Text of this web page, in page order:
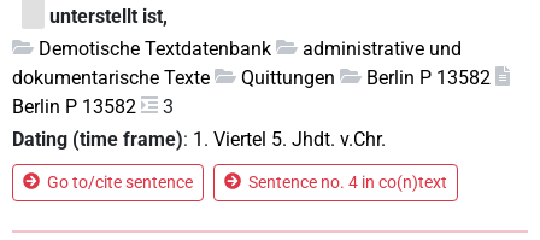
unterstellt ist,
Demotische Textdatenbank
administrative und
dokumentarische Texte
Quittungen
Berlin P 13582
Berlin P 13582
3
Dating (time frame): 1. Viertel 5. Jhdt. v.Chr.
Go to/cite sentence Sentence no. 4 in co(n)text